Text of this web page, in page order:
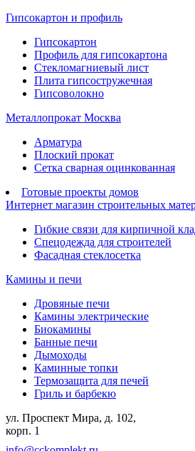
Гипсокартон и профиль
Гипсокартон
Профиль для гипсокартона
Стекломагниевый лист
Плита гипсостружечная
Гипсоволокно
Металлопрокат Москва
Арматура
Плоский прокат
Сетка сварная оцинкованная
Готовые проекты домов
Интернет магазин строительных
Гибкие связи для кирпичной
Спецодежда для строителей
Фасадная стеклосетка
Камины и печи
Дровяные печи
Камины электрические
Биокамины
Банные печи
Дымоходы
Каминные топки
Термозащита для печей
Гриль и барбекю
ул. Проспект Мира, д. 102,
корп. 1